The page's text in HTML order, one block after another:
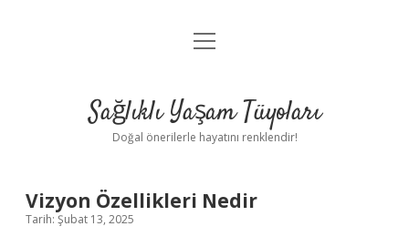
Anasayfa
Yasal Uyarı
menüyü
Sağlıklı Yaşam Tüyoları
Doğal önerilerle hayatını renklendir!
Vizyon Özellikleri Nedir
Tarih: Şubat 13, 2025